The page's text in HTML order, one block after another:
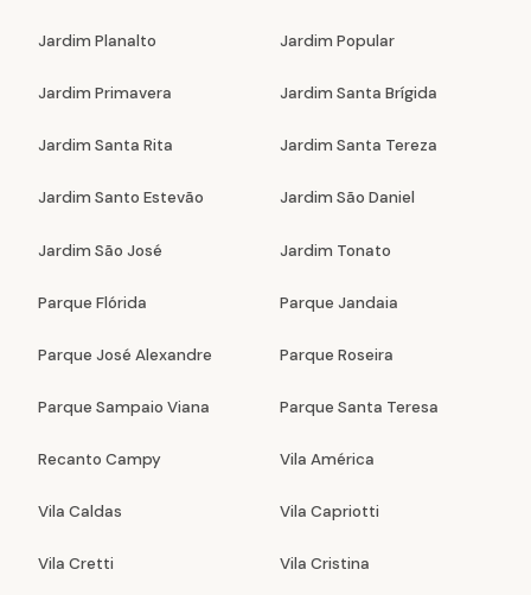
Jardim Planalto Jardim Popular
Jardim Primavera Jardim Santa Brígida
Jardim Santa Rita Jardim Santa Tereza
Jardim Santo Estevão Jardim São Daniel
Jardim São José Jardim Tonato
Parque Flórida Parque Jandaia
Parque José Alexandre Parque Roseira
Parque Sampaio Viana Parque Santa Teresa
Recanto Campy Vila América
Vila Caldas Vila Capriotti
Vila Cretti Vila Cristina